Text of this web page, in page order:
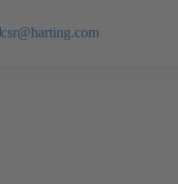
csr@harting.com